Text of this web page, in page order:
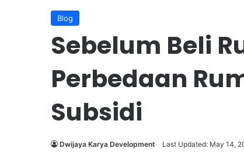
Blog
Sebelum Beli
Perbedaan
Subsidi
Dwijaya Karya Development Last Updated: May 14,